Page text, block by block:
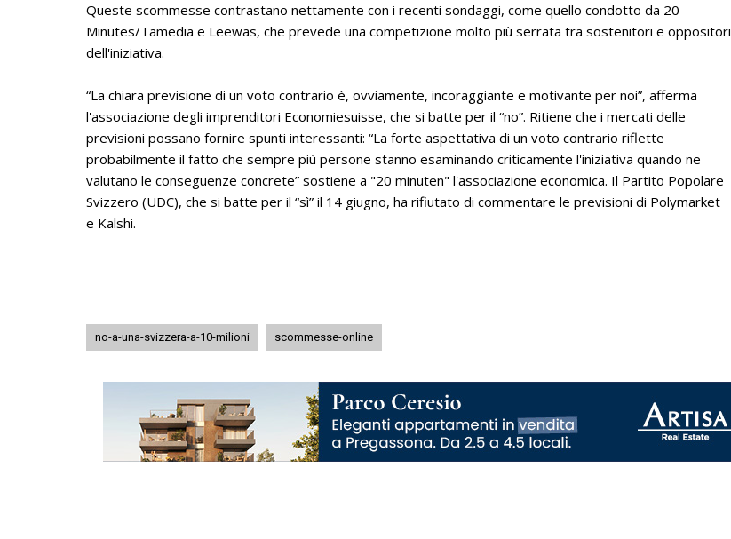
Queste scommesse contrastano nettamente con i recenti sondaggi, come quello condotto da 20
Minutes/Tamedia e Leewas, che prevede una competizione molto più serrata tra sostenitori e oppositori
dell'iniziativa.
“La chiara previsione di un voto contrario è, ovviamente, incoraggiante e motivante per noi”, afferma
l'associazione degli imprenditori Economiesuisse, che si batte per il “no”. Ritiene che i mercati delle
previsioni possano fornire spunti interessanti: “La forte aspettativa di un voto contrario riflette
probabilmente il fatto che sempre più persone stanno esaminando criticamente l'iniziativa quando ne
valutano le conseguenze concrete” sostiene a "20 minuten" l'associazione economica. Il Partito Popolare
Svizzero (UDC), che si batte per il “sì” il 14 giugno, ha rifiutato di commentare le previsioni di Polymarket
e Kalshi.
no-a-una-svizzera-a-10-milioni scommesse-online